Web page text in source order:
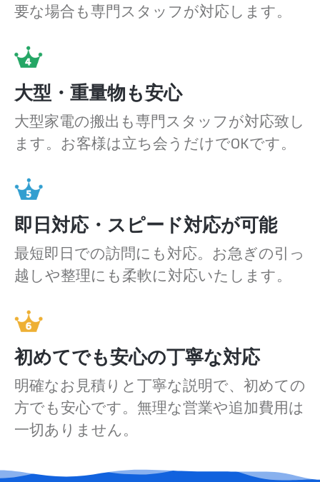
要な場合も専門スタッフが対応します。
大型・重量物も安心
大型家電の搬出も専門スタッフが対応致し
ます。お客様は立ち会うだけでOKです。
即日対応・スピード対応が可能
最短即日での訪問にも対応。お急ぎの引っ
越しや整理にも柔軟に対応いたします。
初めてでも安心の丁寧な対応
明確なお見積りと丁寧な説明で、初めての
方でも安心です。無理な営業や追加費用は
一切ありません。